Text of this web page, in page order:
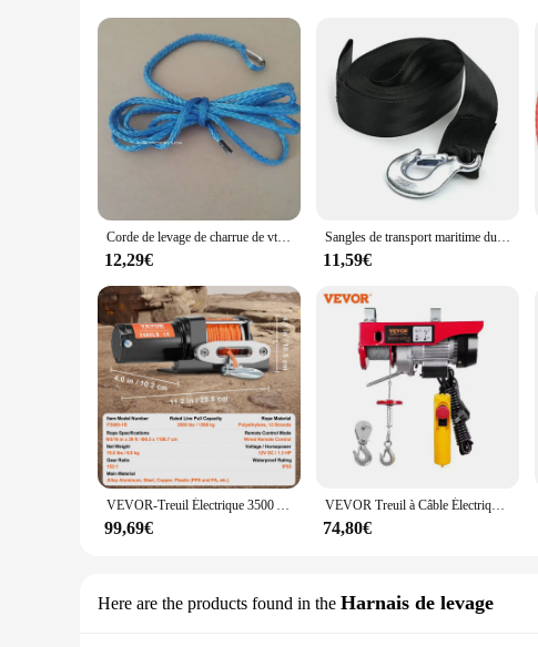
Performance: Capable of withstanding extreme weather conditions
Features:
|Vendors|
**Reliable and Durable Construction**
The Winch Plow Strap is a vital component for anyone looking
withstand the rigors of snow removal. The heavy-duty metal
conditions. The strap's durability is unmatched, ensuring that it
This Winch Plow Strap is not just about strength; it's also about
strap's adjustable length ensures a perfect fit for a variety of
driveway or a professional snow removal service, this strap is the
**Safety and Performance**
Safety is paramount when it comes to snow removal, and the
weather conditions and ensuring a secure connection between
without worry. As a wholesale vendor, supplier, or individual
process.
Corde de levage de charrue de vtt bleu 3/16*10 pieds, câble de treuil synthétique, corde de levage de charrue de neige synthétique
12,29€
Sangles de transport maritime durables, 4m/6m, pour remorque, bateau, treuil, sangles de chargement à plat
11,59€
VEVOR-Treuil Électrique 3500 Artériel RL/UTV Filaire pour Voiture, avec Corde Synthétique de 39 Pieds, en Aluminium, Étanche IP55, pour Bateau de Remorquage et Camion
99,69€
VEVOR Treuil à Câble Électrique 250 kg Palan Électrique avec Télécommande Filaire 4 m Treuil-Palan 510 W 10 m/min Hauteur de Levage Câble Simple 12 m Moteur Cuivre Pur pour Garages Entrepôts Usines
74,80€
Here are the products found in the Harnais de levage